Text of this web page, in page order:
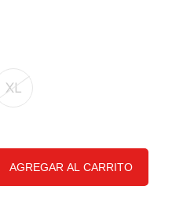
XL
AGREGAR AL CARRITO